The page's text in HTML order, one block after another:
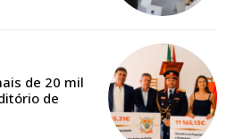
de 20 mil
de